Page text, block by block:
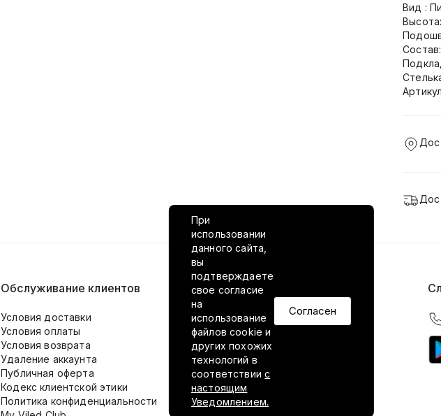
Вид :
При
использовании
данного сайта,
вы
подтверждаете
свое согласие
на
использование
файлов cookie и
других похожих
технологий в
соответствиис
настоящим
Уведомлением.
Согласен
Обслуживание клиентов
Условия доставки
Условия оплаты
Условия возврата
Удаление аккаунта
Публичная оферта
Кодекс клиентской этики
Политика конфиденциальности
VILED в соцсетях